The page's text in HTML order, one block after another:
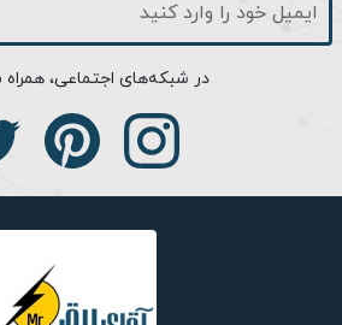
با محور پروانه ای وارد دستگاه می شود و
در شبکه‌های اجتماعی، همراه